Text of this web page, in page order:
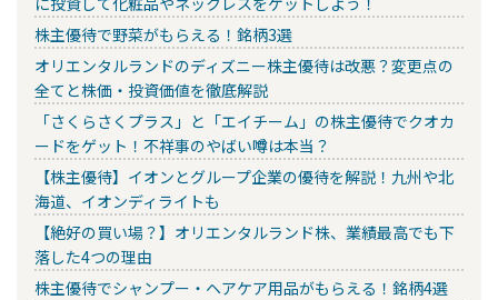
株主優待で野菜がもらえる！銘柄3選
オリエンタルランドのディズニー株主優待は改悪？変更点の
全てと株価・投資価値を徹底解説
「さくらさくプラス」と「エイチーム」の株主優待でクオカ
ードをゲット！不祥事のやばい噂は本当？
【株主優待】イオンとグループ企業の優待を解説！九州や北
海道、イオンディライトも
【絶好の買い場？】オリエンタルランド株、業績最高でも下
落した4つの理由
株主優待でシャンプー・ヘアケア用品がもらえる！銘柄4選